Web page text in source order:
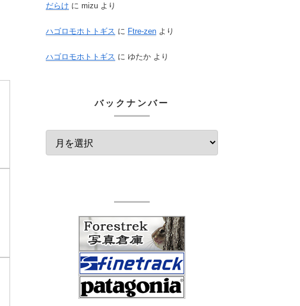
だらけ に mizu より
ハゴロモホトトギス に Ftre-zen より
ハゴロモホトトギス に ゆたか より
バックナンバー